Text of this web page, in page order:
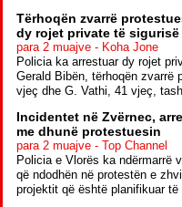
Tërhoqën zvarrë
dy rojet private të sigurisë
para 2 muajve - Koha Jone
Policia ka arrestuar dy rojet
Gerald Bibën, tërhoqën zvarrë
vjeç dhe G. Vathi, 41 vjeç,
Incidentet në Zvërnec,
me dhunë protestuesin
para 2 muajve - Top Channel
Policia e Vlorës ka ndërmarrë
që ndodhën në protestën e
projektit që është planifikuar